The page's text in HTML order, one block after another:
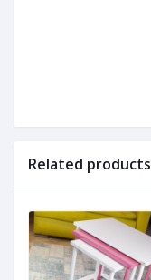
Related products